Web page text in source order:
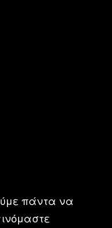
πάντα να